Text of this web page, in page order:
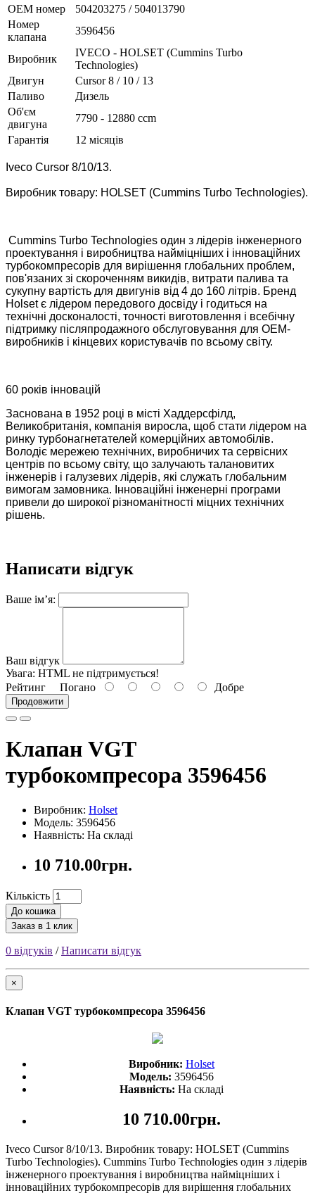
OEM номер
504203275 / 504013790
Номер
клапана
3596456
Виробник
IVECO - HOLSET (Cummins Turbo
Technologies)
Двигун
Cursor 8 / 10 / 13
Паливо
Дизель
Об'єм
двигуна
7790 - 12880 ccm
Гарантія
12 місяців
Iveco Cursor 8/10/13.
Виробник товару: HOLSET (Cummins Turbo Technologies).
Cummins Turbo Technologies один з лідерів інженерного
проектування і виробництва найміцніших і інноваційних
турбокомпресорів для вирішення глобальних проблем,
пов'язаних зі скороченням викидів, витрати палива та
сукупну вартість для двигунів від 4 до 160 літрів. Бренд
Holset є лідером передового досвіду і годиться на
технічні досконалості, точності виготовлення і всебічну
підтримку післяпродажного обслуговування для OEM-
виробників і кінцевих користувачів по всьому світу.
60 років інновацій
Заснована в 1952 році в місті Хаддерсфілд,
Великобританія, компанія виросла, щоб стати лідером на
ринку турбонагнетателей комерційних автомобілів.
Володіє мережею технічних, виробничих та сервісних
центрів по всьому світу, що залучають талановитих
інженерів і галузевих лідерів, які служать глобальним
вимогам замовника. Інноваційні інженерні програми
привели до широкої різноманітності міцних технічних
рішень.
Написати відгук
Ваше ім’я:
Ваш відгук
Увага: HTML не підтримується!
Рейтинг Погано Добре
Продовжити
Клапан VGT
турбокомпресора 3596456
Виробник: Holset
Модель: 3596456
Наявність: На складі
10 710.00грн.
Кількість
До кошика
Заказ в 1 клик
0 відгуків /Написати відгук
×
Клапан VGT турбокомпресора 3596456
Виробник: Holset
Модель: 3596456
Наявність: На складі
10 710.00грн.
Iveco Cursor 8/10/13. Виробник товару: HOLSET (Cummins
Turbo Technologies). Cummins Turbo Technologies один з лідерів
інженерного проектування і виробництва найміцніших і
інноваційних турбокомпресорів для вирішення глобальних